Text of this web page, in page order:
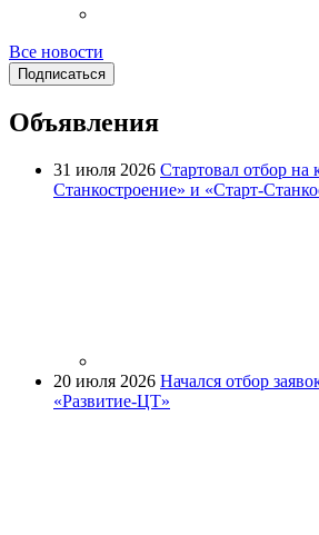
Все новости
Подписаться
Объявления
31 июля 2026 Стартовал отбор на
Станкостроение» и «Старт-
20 июля 2026 Начался отбор
«Развитие-ЦТ»